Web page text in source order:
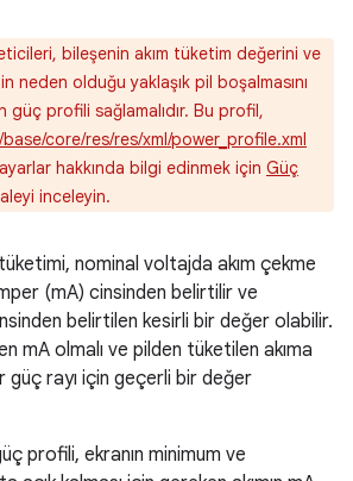
bileşenin akım tüketim değerini ve
neden olduğu yaklaşık pil boşalmasını
güç profili sağlamalıdır. Bu profil,
core/res/res/xml/power_profile.xml
hakkında bilgi edinmek için Güç
inceleyin.
nominal voltajda akım çekme
(mA) cinsinden belirtilir ve
belirtilen kesirli bir değer olabilir.
mA olmalı ve pilden tüketilen akıma
güç rayı için geçerli bir değer
profili, ekranın minimum ve